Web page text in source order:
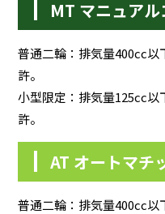
MT マニュアル
普通二輪：排気量400cc
許。
小型限定：排気量125cc
許。
AT オートマチ
普通二輪：排気量400cc以